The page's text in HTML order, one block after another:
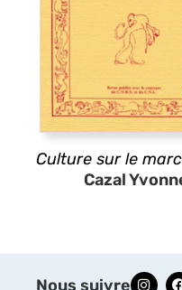
Culture sur le
Cazal
Nous suivre